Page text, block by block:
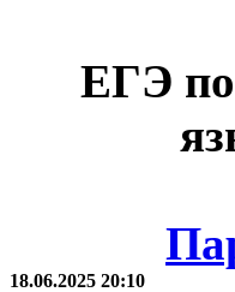
ЕГЭ
18.06.2025 20:10